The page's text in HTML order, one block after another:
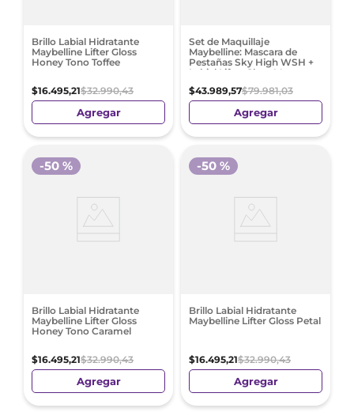
Brillo Labial Hidratante
Maybelline Lifter Gloss
Honey Tono Toffee
$16.495,21$32.990,43
Agregar
Set de Maquillaje
Maybelline: Mascara de
Pestañas Sky High WSH +
Labial Lifter Gloss Moon
$43.989,57$79.981,03
Agregar
Brillo Labial Hidratante
Maybelline Lifter Gloss
Honey Tono Caramel
$16.495,21$32.990,43
-50 %
Agregar
Brillo Labial Hidratante
Maybelline Lifter Gloss Petal
$16.495,21$32.990,43
-50 %
Agregar